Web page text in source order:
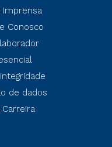
Imprensa
Conosco
de dados